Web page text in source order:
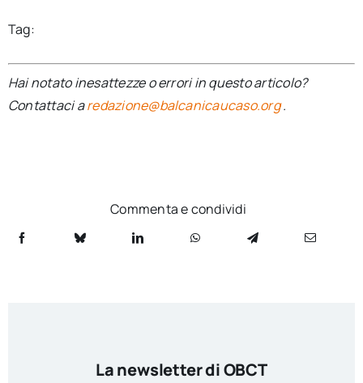
Tag:
Hai notato inesattezze o errori in questo articolo?
Contattaci aredazione@balcanicaucaso.org.
Commenta e condividi
La newsletter di OBCT